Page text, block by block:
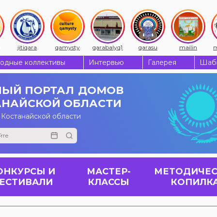
jitiqara qamysty qarabalyq1 qarasu mailin
коллективы Интервью Галерея
ПОРТАЛ ДОМОВ
ОБЛАСТИ
области
И
МАСТЕР-
КЛАССЫ